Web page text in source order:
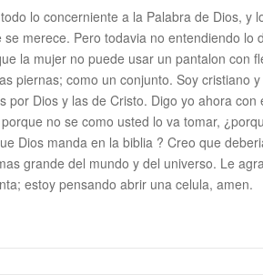
lo concerniente a la Palabra de Dios, y
merece. Pero todavia no entendiendo lo
la mujer no puede usar un pantalon con
piernas; como un conjunto. Soy cristiano
por Dios y las de Cristo. Digo yo ahora con
no se como usted lo va tomar,
Dios manda en la biblia ? Creo que
grande del mundo y del universo. Le
estoy pensando abrir una celula, amen.